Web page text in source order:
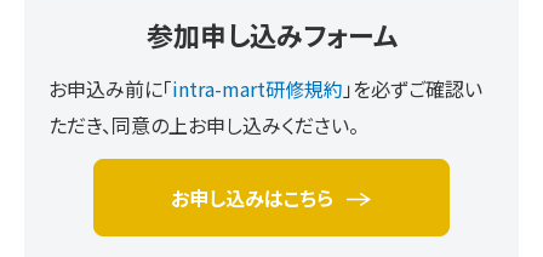
参加申し込みフォーム
お申込み前に「intra-mart研修規約 」を必ずご確認い
ただき、同意の上お申し込みください。
お申し込みはこちら